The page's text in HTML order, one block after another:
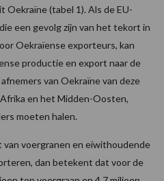
(tabel 1). Als de EU-
een gevolg zijn van het tekort in
Oekraïense exporteurs, kan
productie en export naar de
van Oekraïne van deze
en het Midden-Oosten,
moeten halen.
van voergranen en eiwithoudende
dan betekent dat voor de